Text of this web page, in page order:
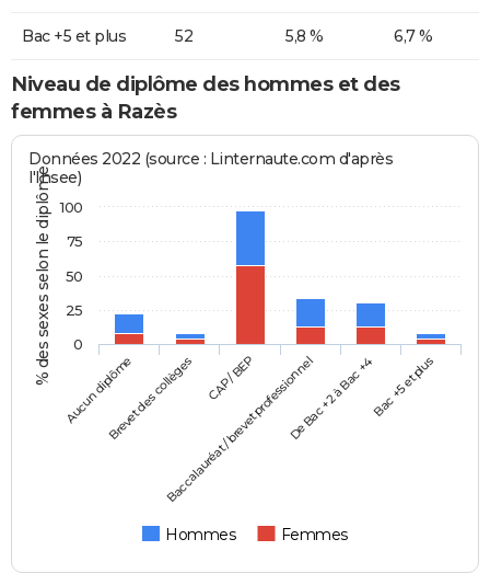
Bac +5 et plus 52 5,8 % 6,7 %
Niveau de diplôme des hommes et des
femmes à Razès
% des sexes selon le diplôme
Données 2022 (source : Linternaute.com d'après
l'Insee)
Hommes Femmes
Aucun diplômeBrevet des collèges CAP / BEP
Baccalauréat / brevet professionnelDe Bac +2 à Bac +4Bac +5 et plus
0
25
50
75
100